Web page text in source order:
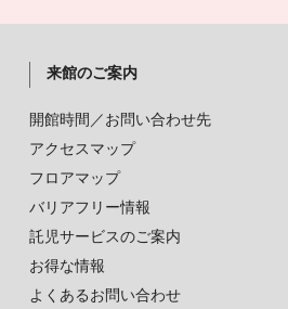
来館のご案内
開館時間／お問い合わせ先
アクセスマップ
フロアマップ
バリアフリー情報
託児サービスのご案内
お得な情報
よくあるお問い合わせ